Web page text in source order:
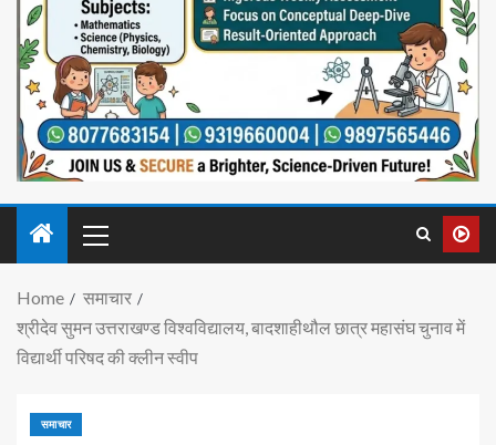
Home
समाचार
श्रीदेव सुमन उत्तराखण्ड विश्वविद्यालय, बादशाहीथौल छात्र महासंघ चुनाव में
विद्यार्थी परिषद की क्लीन स्वीप
समाचार